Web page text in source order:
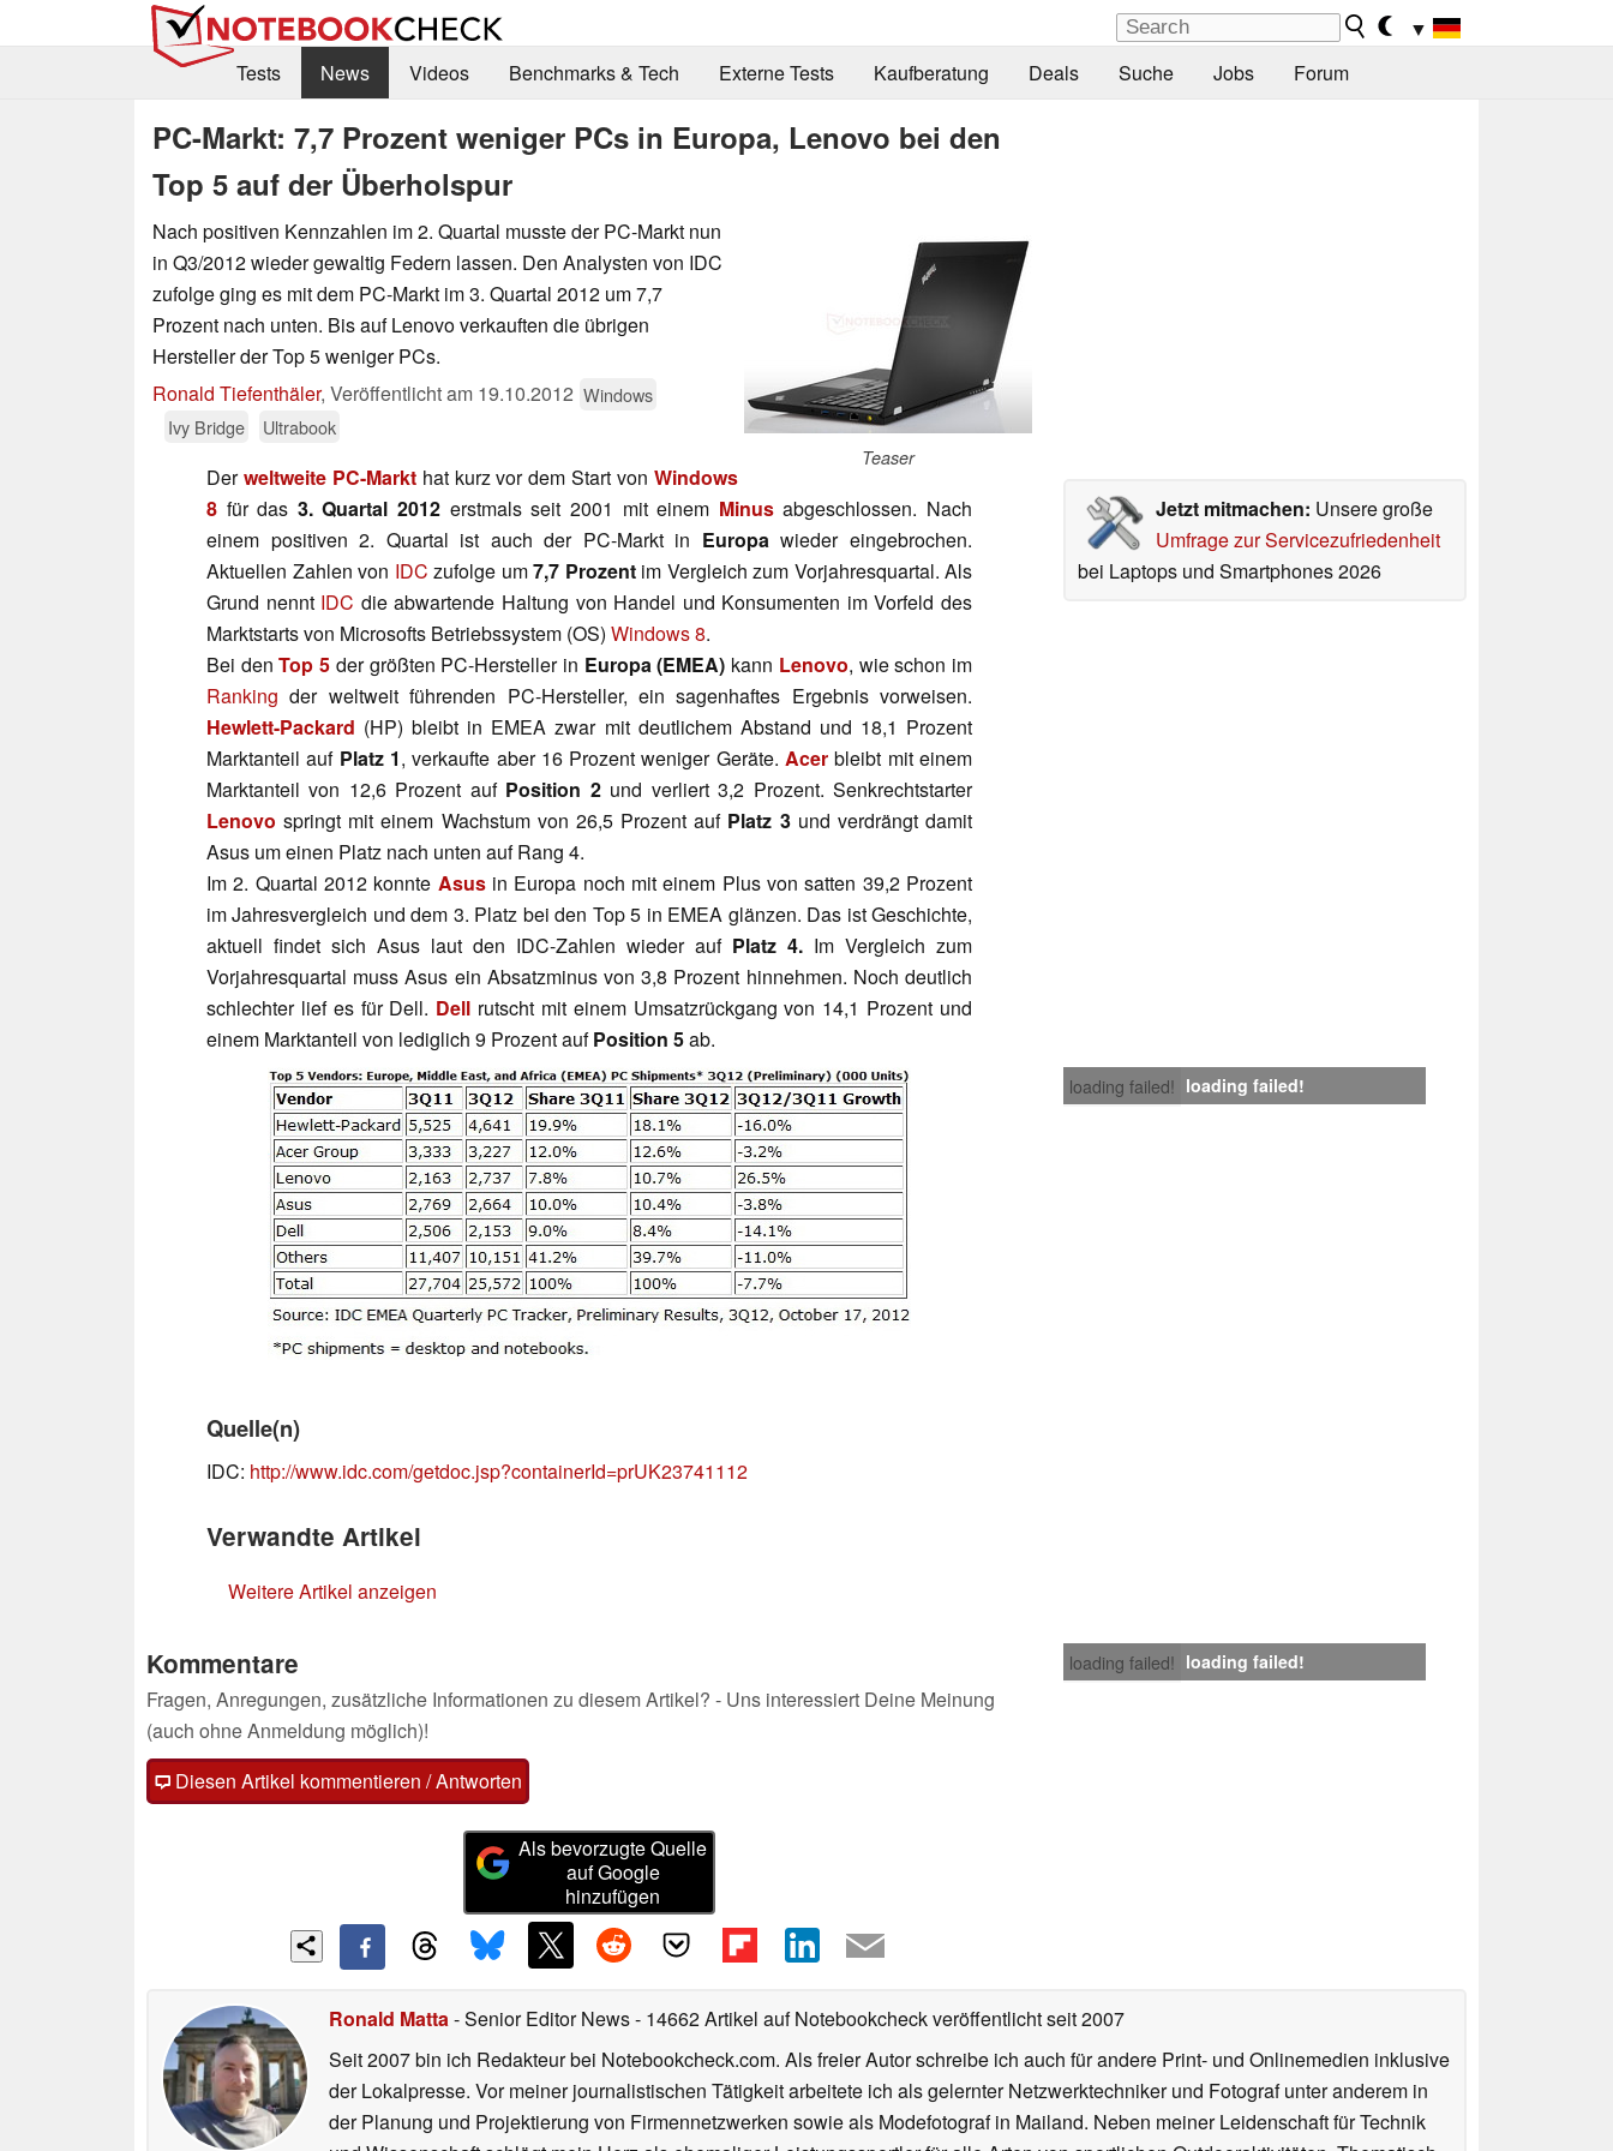
▼
Tests
News Videos Benchmarks & Tech Externe Tests Kaufberatung Deals Suche Jobs Forum
PC-Markt: 7,7 Prozent weniger PCs in Europa, Lenovo bei den
Top 5 auf der Überholspur
Teaser
Nach positiven Kennzahlen im 2. Quartal musste der PC-Markt nun
in Q3/2012 wieder gewaltig Federn lassen. Den Analysten von IDC
zufolge ging es mit dem PC-Markt im 3. Quartal 2012 um 7,7
Prozent nach unten. Bis auf Lenovo verkauften die übrigen
Hersteller der Top 5 weniger PCs.
Ronald Tiefenthäler, Veröffentlicht am 19.10.2012 Windows
Ivy Bridge
Ultrabook
Jetzt mitmachen: Unsere große
Umfrage zur Servicezufriedenheit
bei Laptops und Smartphones 2026
Derweltweite PC-Markthat kurz vor dem Start vonWindows
8 für das 3. Quartal 2012 erstmals seit 2001 mit einem Minusabgeschlossen. Nach
einem positiven 2. Quartal ist auch der PC-Markt in Europawieder eingebrochen.
Aktuellen Zahlen von IDC zufolge um7,7 Prozentim Vergleich zum Vorjahresquartal. Als
Grund nennt IDC die abwartende Haltung von Handel und Konsumenten im Vorfeld des
Marktstarts von Microsofts Betriebssystem (OS) Windows 8.
Bei denTop 5 der größten PC-Hersteller in Europa (EMEA) kann Lenovo, wie schon im
Ranking der weltweit führenden PC-Hersteller, ein sagenhaftes Ergebnis vorweisen.
Hewlett-Packard (HP) bleibt in EMEA zwar mit deutlichem Abstand und 18,1 Prozent
Marktanteil auf Platz 1, verkaufte aber 16 Prozent weniger Geräte.Acer bleibt mit einem
Marktanteil von 12,6 Prozent auf Position 2und verliert 3,2 Prozent. Senkrechtstarter
Lenovo springt mit einem Wachstum von 26,5 Prozent auf Platz 3und verdrängt damit
Asus um einen Platz nach unten auf Rang 4.
Im 2. Quartal 2012 konnte Asusin Europa noch mit einem Plus von satten 39,2 Prozent
im Jahresvergleich und dem 3. Platz bei den Top 5 in EMEA glänzen. Das ist Geschichte,
aktuell findet sich Asus laut den IDC-Zahlen wieder auf Platz 4. Im Vergleich zum
Vorjahresquartal muss Asus ein Absatzminus von 3,8 Prozent hinnehmen. Noch deutlich
schlechter lief es für Dell. Dell rutscht mit einem Umsatzrückgang von 14,1 Prozent und
einem Marktanteil von lediglich 9 Prozent aufPosition 5ab.
loading failed! loading failed!
Quelle(n)
IDC: http://www.idc.com/getdoc.jsp?containerId=prUK23741112
Verwandte Artikel
Weitere Artikel anzeigen
loading failed! loading failed!
Kommentare
Fragen, Anregungen, zusätzliche Informationen zu diesem Artikel? - Uns interessiert Deine Meinung
(auch ohne Anmeldung möglich)!
Diesen Artikel kommentieren / Antworten
Als bevorzugte Quelle
auf Google
hinzufügen
Ronald Matta- Senior Editor News- 14662 Artikel auf Notebookcheck veröffentlichtseit 2007
Seit 2007 bin ich Redakteur bei Notebookcheck.com. Als freier Autor schreibe ich auch für andere Print- und Onlinemedien inklusive
der Lokalpresse. Vor meiner journalistischen Tätigkeit arbeitete ich als gelernter Netzwerktechniker und Fotograf unter anderem in
der Planung und Projektierung von Firmennetzwerken sowie als Modefotograf in Mailand. Neben meiner Leidenschaft für Technik